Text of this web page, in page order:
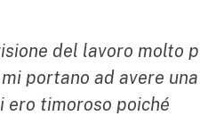
del lavoro molto
portano ad avere una
ero timoroso poiché